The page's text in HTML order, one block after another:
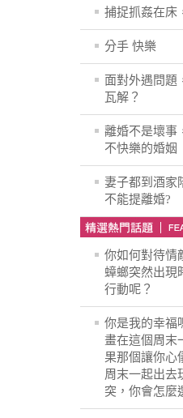
捕捉抓姦在床
分手 快樂
面對外遇問題
瓦解？
離婚不是壞事
不快樂的婚姻
妻子都到酒家
不能提離婚?
你如何對待情
蟑螂突然出現
行動呢？
你是我的幸福
畫在這個周末
果那個讓你心
周末一起出去
突，你會怎麼